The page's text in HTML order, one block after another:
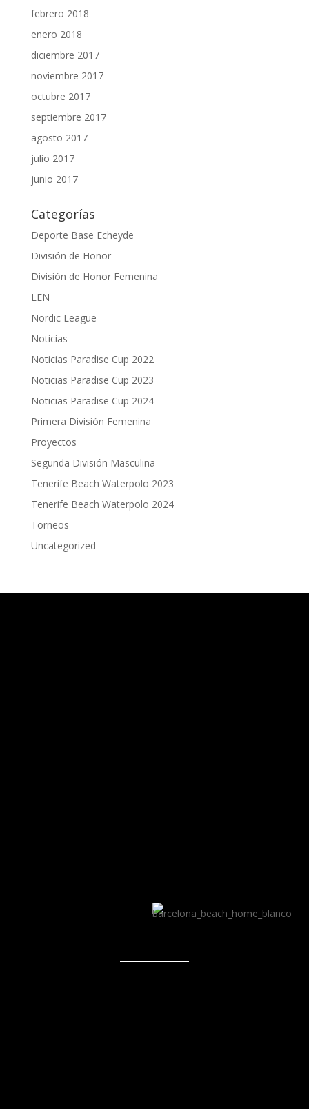
febrero 2018
enero 2018
diciembre 2017
noviembre 2017
octubre 2017
septiembre 2017
agosto 2017
julio 2017
junio 2017
Categorías
Deporte Base Echeyde
División de Honor
División de Honor Femenina
LEN
Nordic League
Noticias
Noticias Paradise Cup 2022
Noticias Paradise Cup 2023
Noticias Paradise Cup 2024
Primera División Femenina
Proyectos
Segunda División Masculina
Tenerife Beach Waterpolo 2023
Tenerife Beach Waterpolo 2024
Torneos
Uncategorized